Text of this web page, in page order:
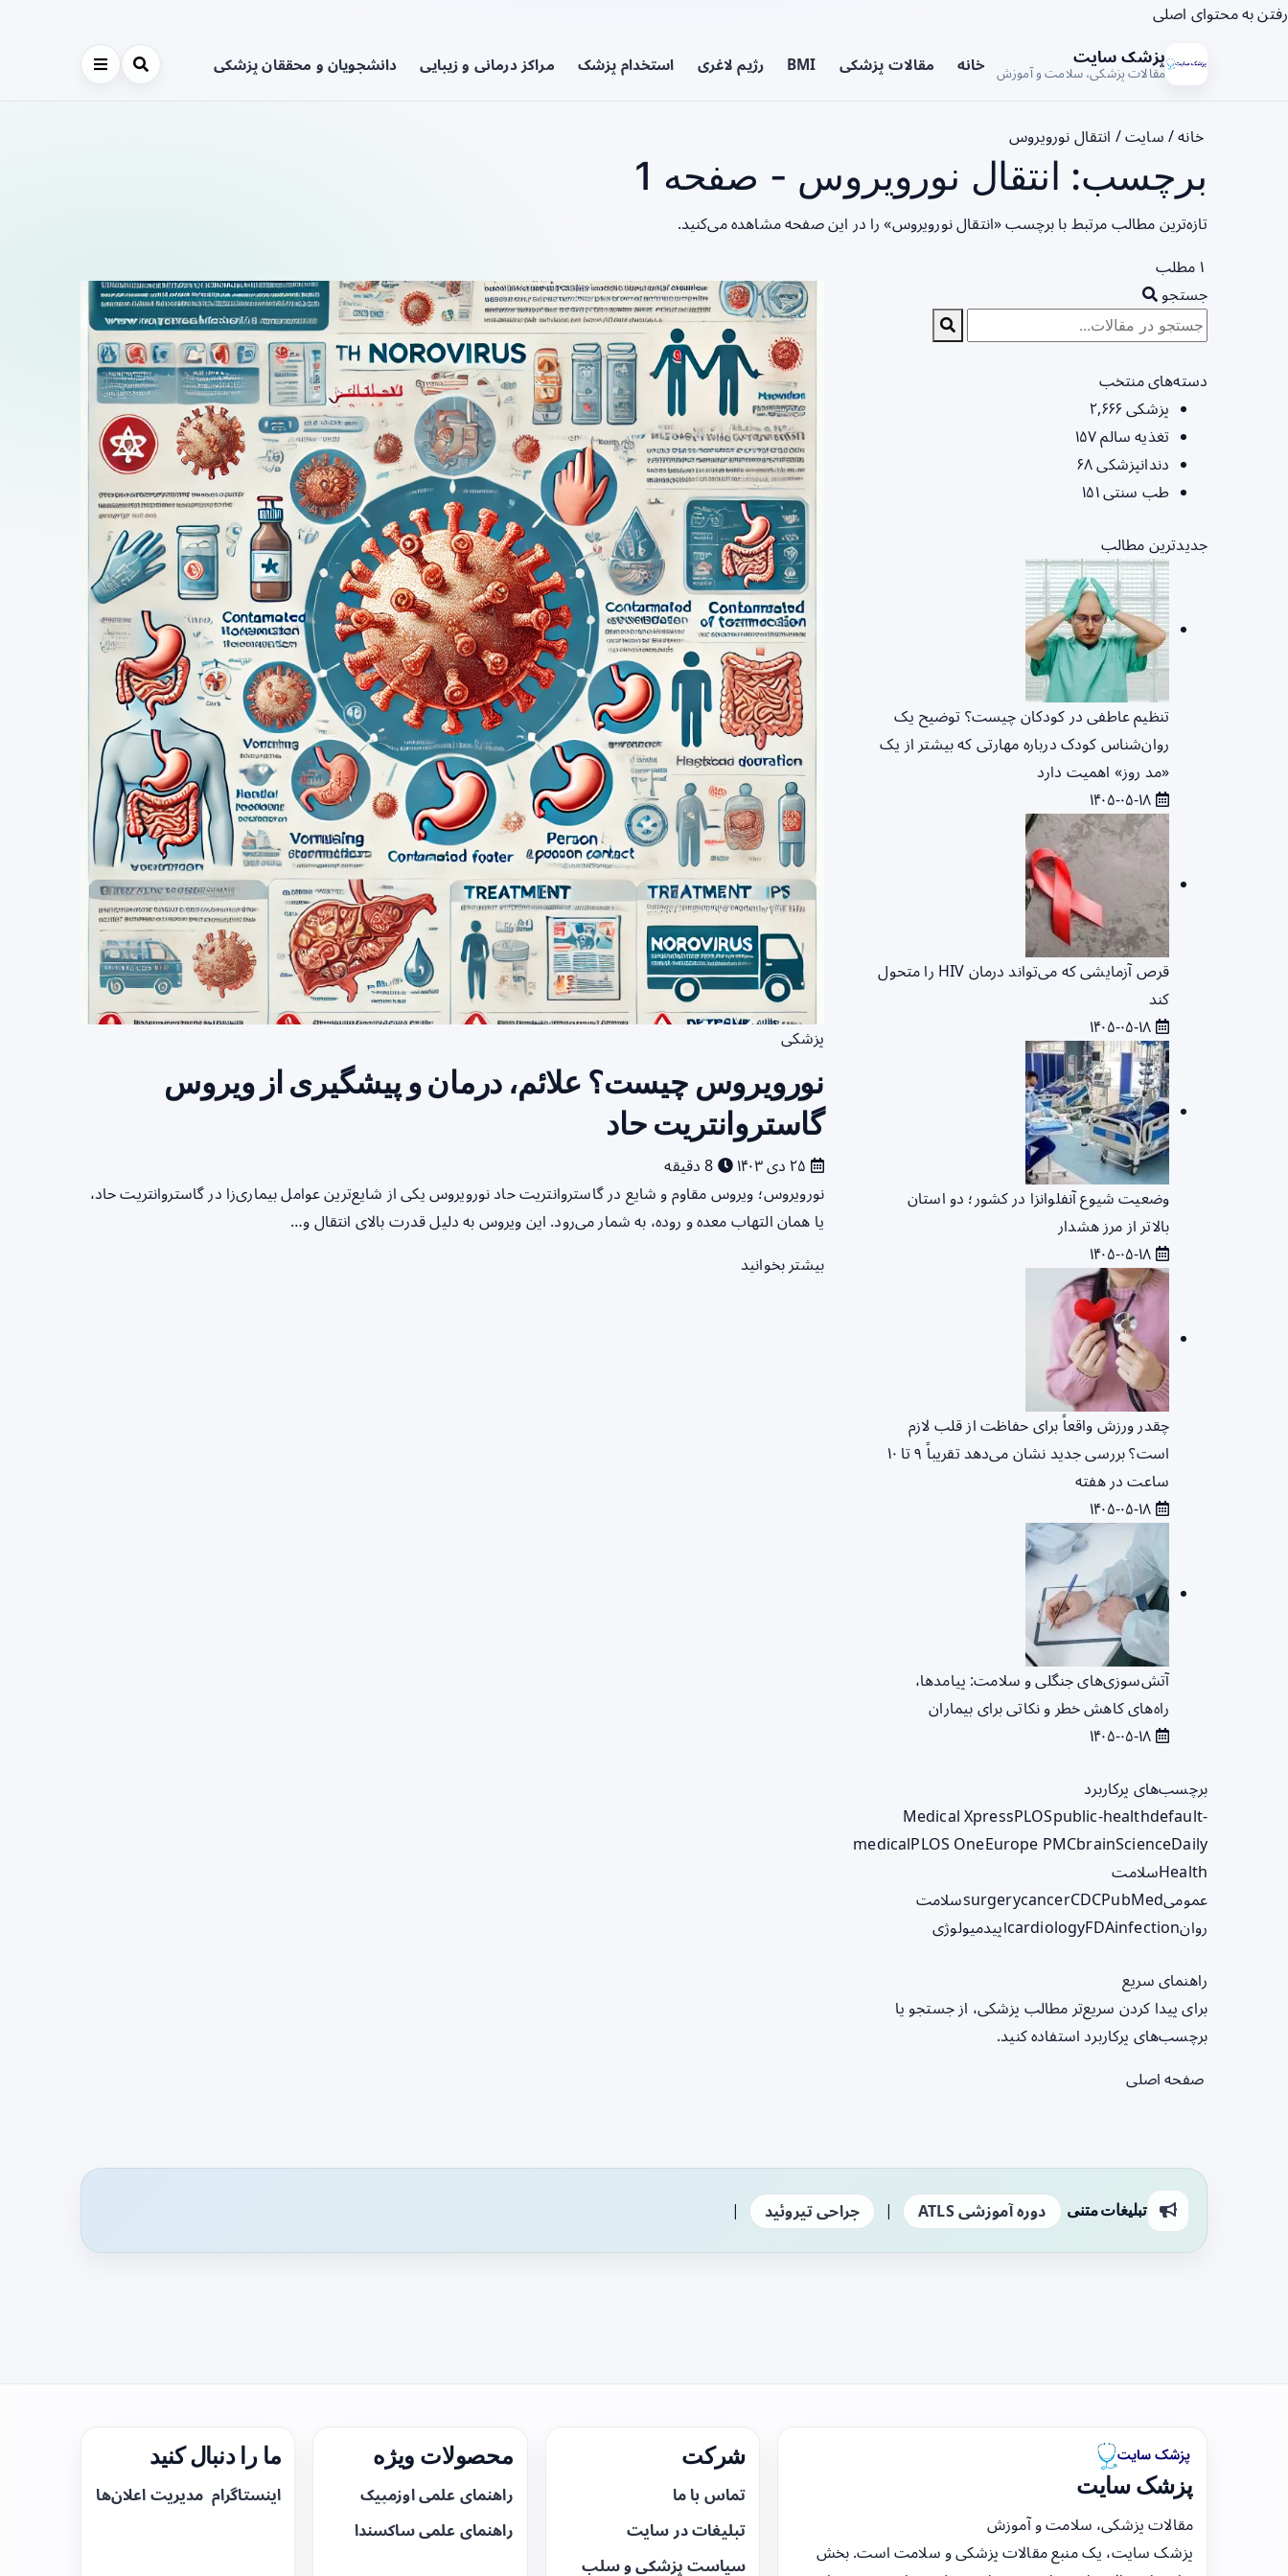
رفتن به محتوای اصلی
پزشک سایت
مقالات پزشکی، سلامت و آموزش خانه مقالات پزشکی BMI رژیم لاغری استخدام پزشک مراکز درمانی و زیبایی دانشجویان و محققان پزشکی
خانه/ سایت/ انتقال نورویروس
برچسب: انتقال نورویروس - صفحه 1
تازه‌ترین مطالب مرتبط با برچسب «انتقال نورویروس» را در این صفحه مشاهده می‌کنید.
۱ مطلب
پزشکی
نورویروس چیست؟ علائم، درمان و پیشگیری از ویروس
گاستروانتریت حاد
نورویروس؛ ویروس مقاوم و شایع در گاستروانتریت حاد نورویروس یکی از شایع‌ترین عوامل بیماری‌زا در گاستروانتریت حاد،
یا همان التهاب معده و روده، به شمار می‌رود. این ویروس به دلیل قدرت بالای انتقال و…
بیشتر بخوانید
جستجو
دسته‌های منتخب
پزشکی۲,۶۶۶
تغذیه سالم۱۵۷
دندانپزشکی۶۸
طب سنتی۱۵۱
جدیدترین مطالب
تنظیم عاطفی در کودکان چیست؟ توضیح یک
روان‌شناس کودک درباره مهارتی که بیشتر از یک
«مد روز» اهمیت دارد
قرص آزمایشی که می‌تواند درمان HIV را متحول
کند
وضعیت شیوع آنفلوانزا در کشور؛ دو استان
بالاتر از مرز هشدار
چقدر ورزش واقعاً برای حفاظت از قلب لازم
است؟ بررسی جدید نشان می‌دهد تقریباً ۹ تا ۱۰
ساعت در هفته
آتش‌سوزی‌های جنگلی و سلامت: پیامدها،
راه‌های کاهش خطر و نکاتی برای بیماران
برچسب‌های پرکاربرد
Medical XpressPLOSpublic-healthdefault-
medicalPLOS OneEurope PMCbrainScienceDaily
Healthسلامت
عمومی
surgerycancerCDCPubMed
سلامت
روان
cardiologyFDAinfection اپیدمیولوژی
راهنمای سریع
برای پیدا کردن سریع‌تر مطالب پزشکی، از جستجو یا
برچسب‌های پرکاربرد استفاده کنید.
صفحه اصلی
تبلیغات متنی دوره آموزشی ATLS | جراحی تیروئید |
پزشک سایت
مقالات پزشکی، سلامت و آموزش
پزشک سایت، یک منبع مقالات پزشکی و سلامت است. بخش
شرکت
تماس با ما
تبلیغات در سایت
سیاست پزشکی و سلب
محصولات ویژه
راهنمای علمی اوزمپیک
راهنمای علمی ساکسندا
ما را دنبال کنید
اینستاگرام مدیریت اعلان‌ها